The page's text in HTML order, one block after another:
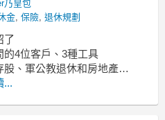
乃皇包
金, 保險, 退休規劃
了
的4位客戶、3種工具
股、軍公教退休和房地產
是祖產，或是無貸款房產)
...